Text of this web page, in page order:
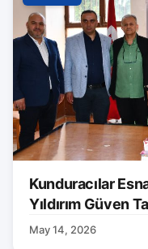
Kunduracılar
Yıldırım Güven
May 14, 2026